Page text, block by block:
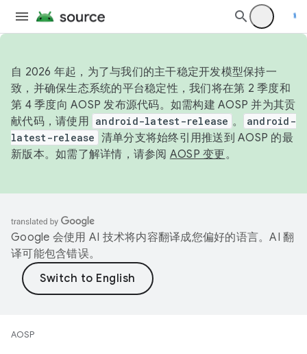
自 2026 年起，为了与我们的主干稳定开发模型保持一
致，并确保生态系统的平台稳定性，我们将在第 2 季度和
第 4 季度向 AOSP 发布源代码。如需构建 AOSP 并为其贡
献代码，请使用 android-latest-release 。
android-
latest-release 清单分支将始终引用推送到 AOSP 的最
新版本。如需了解详情，请参阅 AOSP 变更。
Google 会使用 AI 技术将内容翻译成您偏好的语言。AI 翻
译可能包含错误。
AOSP